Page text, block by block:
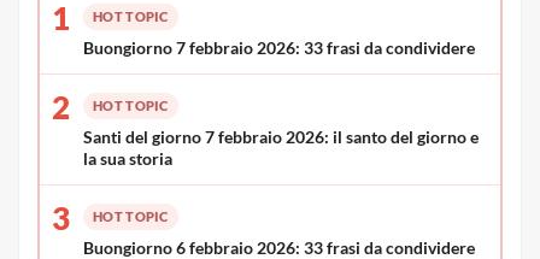
1 HOT TOPIC
Buongiorno 7 febbraio 2026: 33 frasi da condividere
2 HOT TOPIC
Santi del giorno 7 febbraio 2026: il santo del giorno e
la sua storia
3 HOT TOPIC
Buongiorno 6 febbraio 2026: 33 frasi da condividere